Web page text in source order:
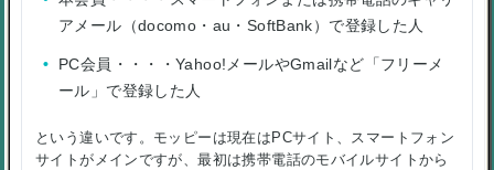
アメール（docomo・au・SoftBank）で登録した人
PC会員 ・・・・Yahoo!メールやGmailなど「フリーメ
ール」で登録した人
という違いです。モッピーは現在はPCサイト、スマートフォン
サイトがメインですが、最初は携帯電話のモバイルサイトから